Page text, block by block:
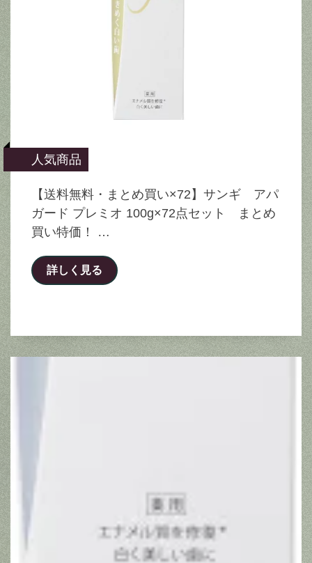
人気商品
【送料無料・まとめ買い×72】サンギ アパ
ガード プレミオ 100g×72点セット まとめ
買い特価！ …
詳しく見る